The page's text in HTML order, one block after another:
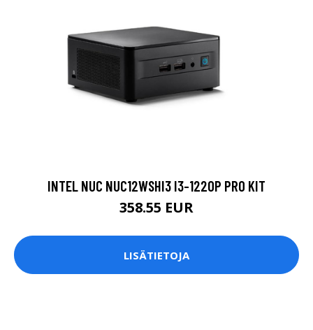
INTEL NUC NUC12WSHI3 I3-1220P PRO KIT
358.55 EUR
LISÄTIETOJA